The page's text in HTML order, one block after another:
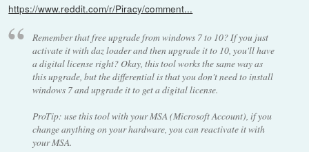
https://www.reddit.com/r/Piracy/comment...
Remember that free upgrade from windows 7 to 10? If you just
activate it with daz loader and then upgrade it to 10, you'll have
a digital license right? Okay, this tool works the same way as
this upgrade, but the differential is that you don't need to install
windows 7 and upgrade it to get a digital license.
ProTip: use this tool with your MSA (Microsoft Account), if you
change anything on your hardware, you can reactivate it with
your MSA.